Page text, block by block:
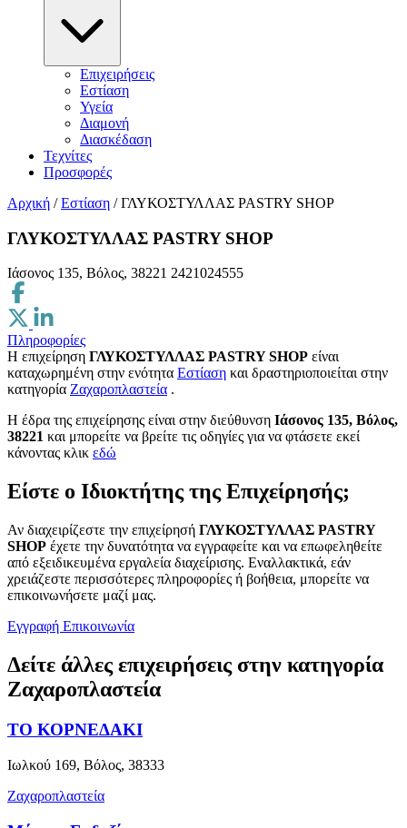
Επιχειρήσεις
Εστίαση
Υγεία
Διαμονή
Διασκέδαση
Τεχνίτες
Προσφορές
Αρχική / Εστίαση / ΓΛΥΚΟΣΤΥΛΛΑΣ PASTRY SHOP
ΓΛΥΚΟΣΤΥΛΛΑΣ PASTRY SHOP
Ιάσονος 135, Βόλος, 38221 2421024555
Πληροφορίες
Η επιχείρηση ΓΛΥΚΟΣΤΥΛΛΑΣ PASTRY SHOP είναι
καταχωρημένη στην ενότητα Εστίαση και δραστηριοποιείται στην
κατηγορία Ζαχαροπλαστεία .
H έδρα της επιχείρησης είναι στην διεύθυνση Ιάσονος 135, Βόλος,
38221 και μπορείτε να βρείτε τις οδηγίες για να φτάσετε εκεί
κάνοντας κλικ εδώ
Είστε ο Ιδιοκτήτης της Επιχείρησής;
Αν διαχειρίζεστε την επιχείρησή ΓΛΥΚΟΣΤΥΛΛΑΣ PASTRY
SHOP έχετε την δυνατότητα να εγγραφείτε και να επωφεληθείτε
από εξειδικευμένα εργαλεία διαχείρισης. Εναλλακτικά, εάν
χρειάζεστε περισσότερες πληροφορίες ή βοήθεια, μπορείτε να
επικοινωνήσετε μαζί μας.
Εγγραφή Επικοινωνία
Δείτε άλλες επιχειρήσεις στην κατηγορία
Ζαχαροπλαστεία
ΤΟ ΚΟΡΝΕΔΑΚΙ
Ιωλκού 169, Βόλος, 38333
Ζαχαροπλαστεία